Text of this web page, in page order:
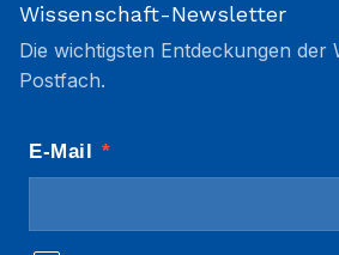
Wissenschaft-Newsletter
Die wichtigsten Entdeckungen der
Postfach.